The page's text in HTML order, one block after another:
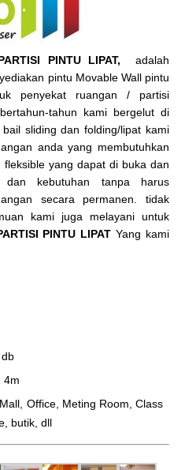
PINTU LIPAT, adalah
pintu Movable Wall pintu
penyekat ruangan / partisi
tahun kami bergelut di
sliding dan folding/lipat kami
anda yang membutuhkan
yang dapat di buka dan
kebutuhan tanpa harus
secara permanen. tidak
kami juga melayani untuk
PINTU LIPAT Yang kami
Office, Meting Room, Class
butik, dll